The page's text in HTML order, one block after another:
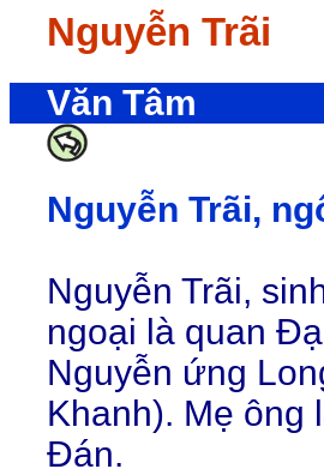
Nguyễn Trãi
Văn Tâm
Nguyễn Trãi,
Nguyễn Trãi,
ngoại là quan
Nguyễn ứng
Khanh). Mẹ ông
Đán.